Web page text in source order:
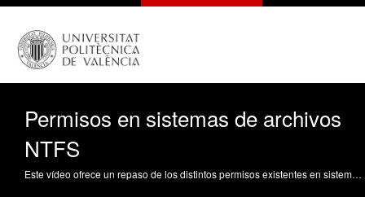
Permisos en sistemas de archivos
NTFS
Este vídeo ofrece un repaso de los distintos permisos existentes en sistemas de archivos NTFS, propios de sistemas Windows Server entre otros. La discusión incluye tanto los permisos denominados básicos o estándar, como los permisos denominados avanzados o individuales. En cada caso, se comenta qué operaciones autoriza cada permiso y cuál sería su efecto sobre una carpeta o un archivo NTFS. Terrasa Barrena, AM. (2018). Permisos en sistemas de archivos NTFS. https://riunet.upv.es/handle/10251/105173 DER